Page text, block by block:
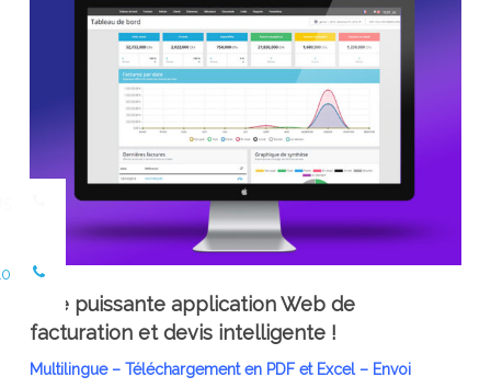
Une puissante application Web de
facturation et devis intelligente !
Multilingue –Téléchargement en PDF et Excel – Envoi